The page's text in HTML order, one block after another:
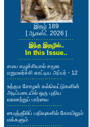
இதழ் 189
[ ஆகஸ்ட் 2026 ]
இந்த இதழில்..
In this Issue..
சமய எழுச்சியால் சமூக
மறுமலர்ச்சி காட்டிய அப்பர் - 12
உத்தம சோழன் கல்வெட்டுகளின்
அடிப்படையில் ஒரு புதிய
வரலாற்றுப் பார்வை
பைஞ்ஞீலிப் பதிவுகளில் கோயிலும்
மக்களும்